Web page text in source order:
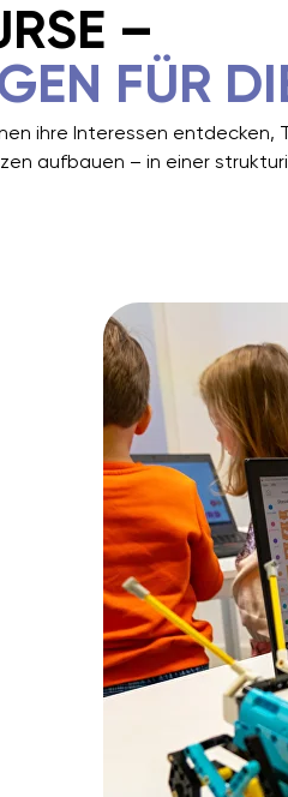
–
FÜR
ihre Interessen entdecken,
aufbauen – in einer